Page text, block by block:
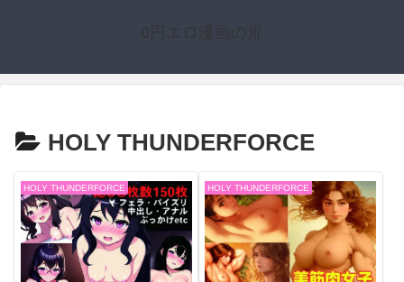
0円エロ漫画の扉
HOLY THUNDERFORCE
HOLY THUNDERFORCE HOLY THUNDERFORCE